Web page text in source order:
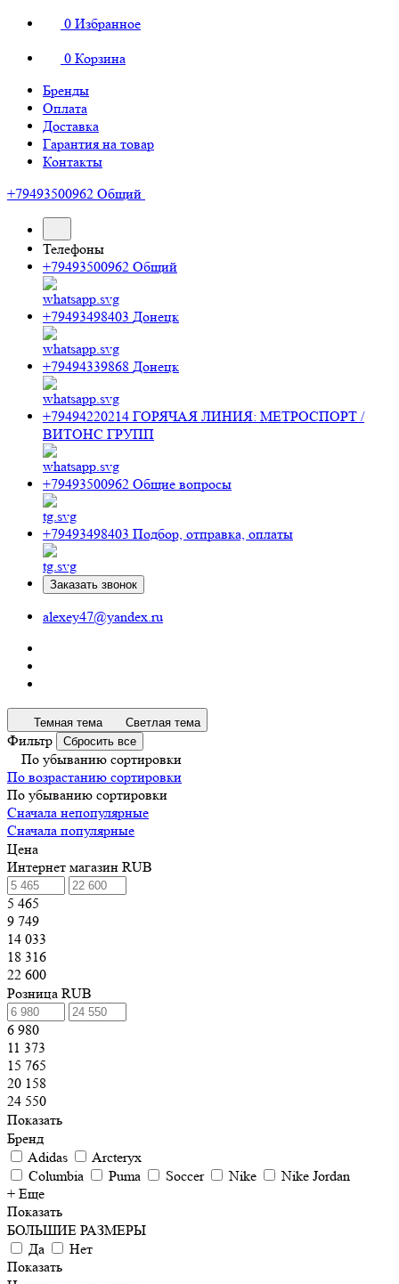
0 Избранное
0 Корзина
Бренды
Оплата
Доставка
Гарантия на товар
Контакты
+79493500962 Общий
Телефоны
+79493500962 Общий
+79493498403 Донецк
+79494339868 Донецк
+79494220214 ГОРЯЧАЯ ЛИНИЯ: МЕТРОСПОРТ /
ВИТОНС ГРУПП
+79493500962 Общие вопросы
+79493498403 Подбор, отправка, оплаты
Заказать звонок
alexey47@yandex.ru
Темная тема Светлая тема
Фильтр Сбросить все
По убыванию сортировки
По возрастанию сортировки
По убыванию сортировки
Сначала непопулярные
Сначала популярные
Цена
Интернет магазин RUB
5 465
9 749
14 033
18 316
22 600
Розница RUB
6 980
11 373
15 765
20 158
24 550
Показать
Бренд
Adidas
Arcteryx
Columbia
Puma Soccer Nike
Nike Jordan
+ Еще
Показать
БОЛЬШИЕ РАЗМЕРЫ
Да
Нет
Показать